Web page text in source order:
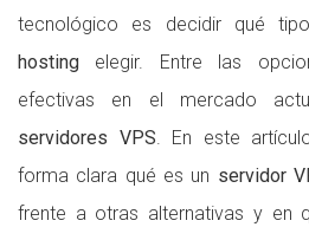
tecnológico es decidir qué
hosting elegir. Entre las
efectivas en el mercado
servidores VPS. En este
forma clara qué es un servidor
frente a otras alternativas y en